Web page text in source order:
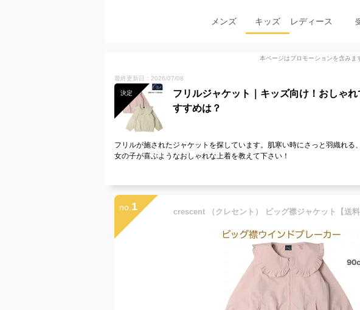
メンズ キッズ レディース
本ページはプロモーションを含みま
最終更新日：2026/07/08
決定
フリルジャケット｜キッズ向け！おしゃ
すすめは？
フリルが施されたジャケットを探しています。肌寒い時にさっと羽織れる
女の子が喜ぶようなおしゃれな上着を教えて下さい！
no. 1